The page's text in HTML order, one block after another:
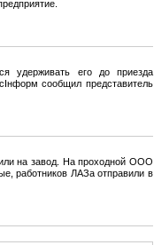
удерживать его до приезда
сообщил представитель
на завод. На проходной ООО
работников ЛАЗа отправили в